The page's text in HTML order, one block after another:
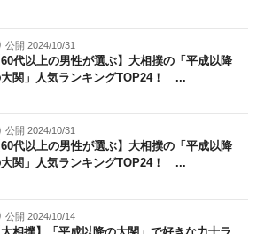
公開 2024/10/31
60代以上の男性が選ぶ】大相撲の「平成以降
関」人気ランキングTOP24！ ...
公開 2024/10/31
60代以上の男性が選ぶ】大相撲の「平成以降
関」人気ランキングTOP24！ ...
公開 2024/10/14